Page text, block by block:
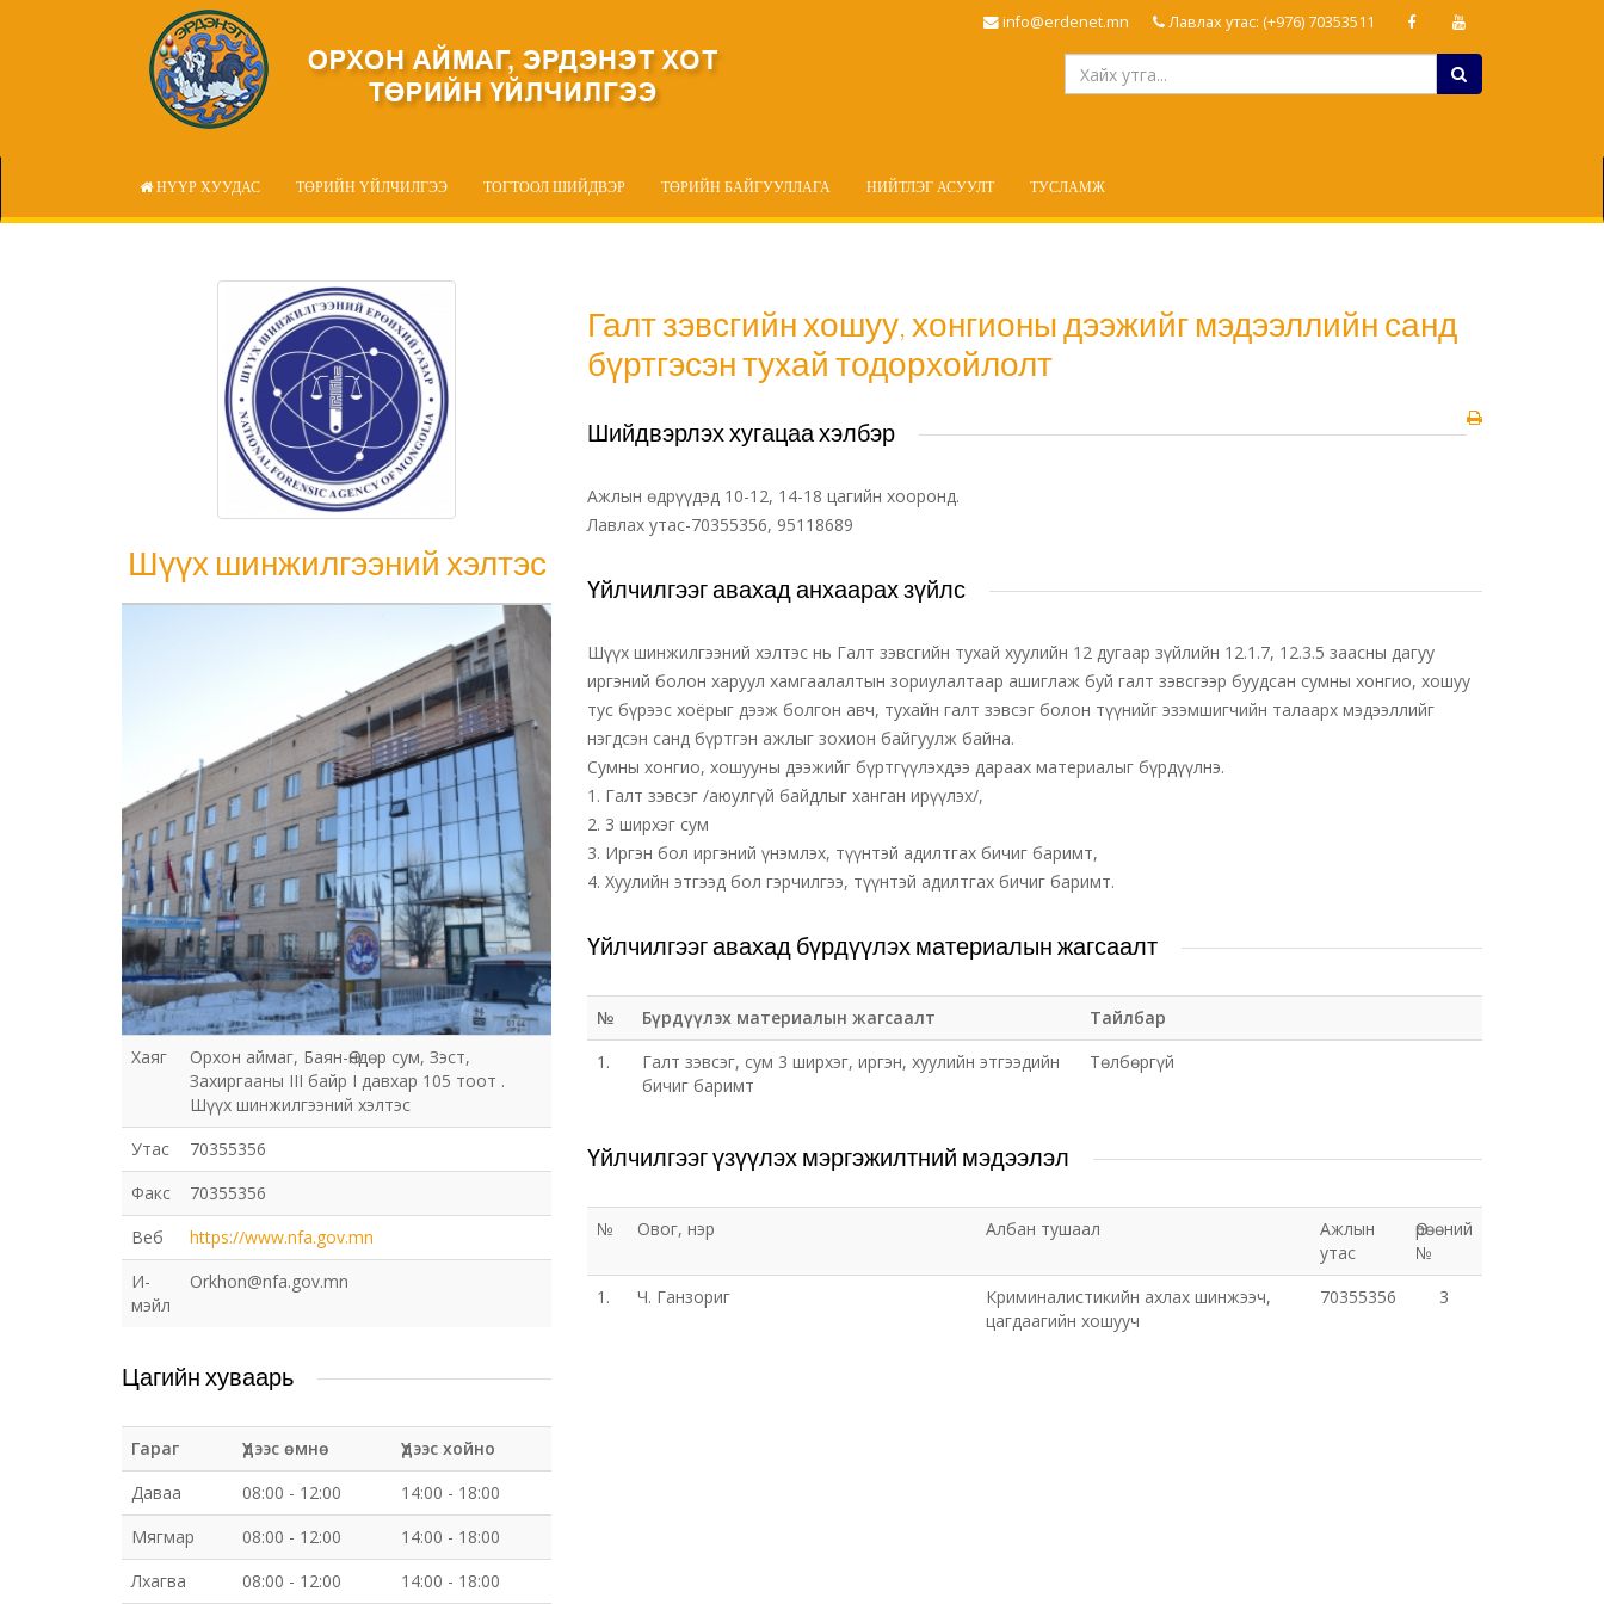
info@erdenet.mn Лавлах утас: (+976) 70353511
НҮҮР ХУУДАС ТӨРИЙН ҮЙЛЧИЛГЭЭ ТОГТООЛ ШИЙДВЭР ТӨРИЙН БАЙГУУЛЛАГА НИЙТЛЭГ АСУУЛТ ТУСЛАМЖ
Шүүх шинжилгээний хэлтэс
Хаяг
Орхон аймаг, Баян-Өндөр сум, Зэст,
Захиргааны III байр I давхар 105 тоот .
Шүүх шинжилгээний хэлтэс
Утас
70355356
Факс
70355356
Веб
https://www.nfa.gov.mn
И-
мэйл
Orkhon@nfa.gov.mn
Цагийн хуваарь
Гараг Үдээс өмнө
Үдээс хойно
Даваа
08:00 - 12:00
14:00 - 18:00
Мягмар
08:00 - 12:00
14:00 - 18:00
Лхагва
08:00 - 12:00 14:00 - 18:00
Галт зэвсгийн хошуу, хонгионы дээжийг мэдээллийн санд
бүртгэсэн тухай тодорхойлолт
Шийдвэрлэх хугацаа хэлбэр
Ажлын өдрүүдэд 10-12, 14-18 цагийн хооронд.
Лавлах утас-70355356, 95118689
Үйлчилгээг авахад анхаарах зүйлс
Шүүх шинжилгээний хэлтэс нь Галт зэвсгийн тухай хуулийн 12 дугаар зүйлийн 12.1.7, 12.3.5 заасны дагуу
иргэний болон харуул хамгаалалтын зориулалтаар ашиглаж буй галт зэвсгээр буудсан сумны хонгио, хошуу
тус бүрээс хоёрыг дээж болгон авч, тухайн галт зэвсэг болон түүнийг эзэмшигчийн талаарх мэдээллийг
нэгдсэн санд бүртгэн ажлыг зохион байгуулж байна.
Сумны хонгио, хошууны дээжийг бүртгүүлэхдээ дараах материалыг бүрдүүлнэ.
1. Галт зэвсэг /аюулгүй байдлыг ханган ирүүлэх/,
2. 3 ширхэг сум
3. Иргэн бол иргэний үнэмлэх, түүнтэй адилтгах бичиг баримт,
4. Хуулийн этгээд бол гэрчилгээ, түүнтэй адилтгах бичиг баримт.
Үйлчилгээг авахад бүрдүүлэх материалын жагсаалт
№ Бүрдүүлэх материалын жагсаалт
Тайлбар
1.
Галт зэвсэг, сум 3 ширхэг, иргэн, хуулийн этгээдийн
бичиг баримт
Төлбөргүй
Үйлчилгээг үзүүлэх мэргэжилтний мэдээлэл
№ Овог, нэр Албан тушаал
Ажлын
утас
Өрөөний
№
1.
Ч. Ганзориг
Криминалистикийн ахлах шинжээч,
цагдаагийн хошууч
70355356 3